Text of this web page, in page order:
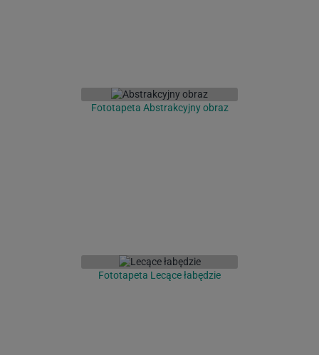
Fototapeta Abstrakcyjny obraz
Fototapeta Lecące łabędzie